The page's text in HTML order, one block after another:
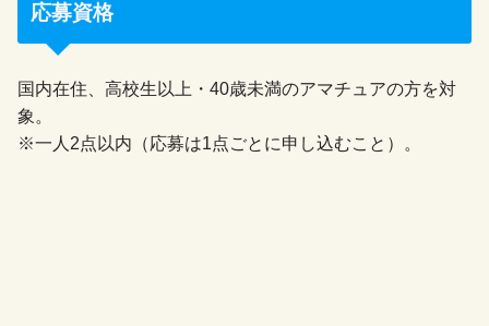
応募資格
国内在住、高校生以上・40歳未満のアマチュアの方を対
象。
※一人2点以内（応募は1点ごとに申し込むこと）。